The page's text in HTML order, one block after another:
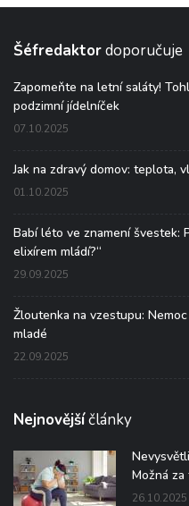
Šéfredaktordoporučuje
Zapomeňte na letní saláty!
podzimní jídelníček
07.10.2025
Jak na zdravý domov: teplota,
01.10.2025
Babí léto ve znamení švestek:
elixírem mládí?“
29.09.2025
Žloutenka na vzestupu:
mladé
22.09.2025
Nejnovějšíčlánky
Možná
26.10.2025